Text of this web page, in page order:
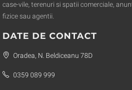
case-vile, terenuri si spatii comerciale,
fizice sau agentii.
DATE DE CONTACT
Oradea, N. Beldiceanu 78D
0359 089 999